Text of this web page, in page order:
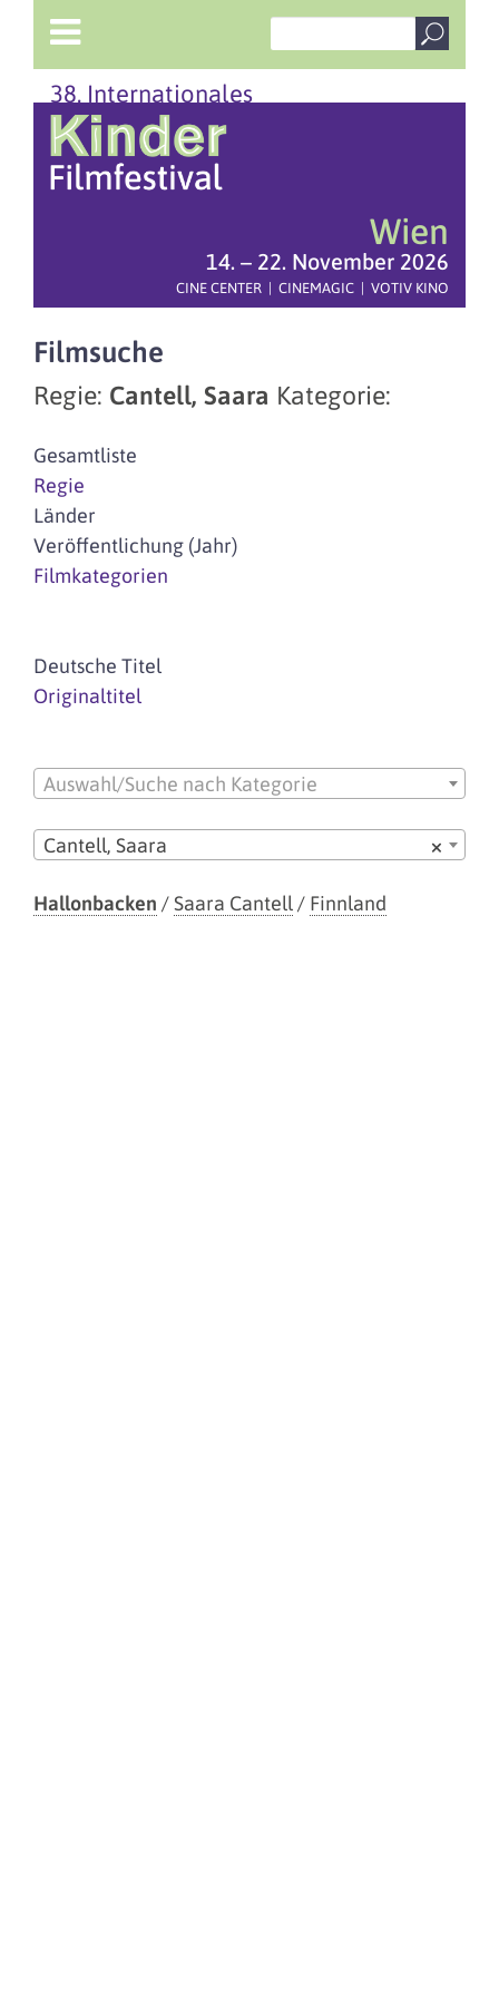
38. Internationales
Wien
14. – 22. November 2026
CINE CENTER | CINEMAGIC | VOTIV KINO
Filmsuche
Regie: Cantell, Saara Kategorie:
Gesamtliste
Regie
Länder
Veröffentlichung (Jahr)
Filmkategorien
Deutsche Titel
Originaltitel
Auswahl/Suche nach Kategorie
×
Cantell, Saara
Hallonbacken /Saara Cantell/ Finnland